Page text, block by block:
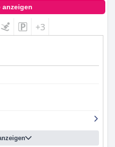
anzeigen
+3